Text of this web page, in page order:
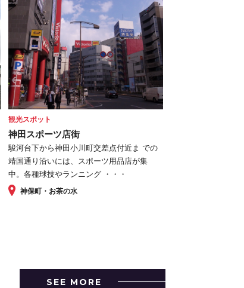
観光スポット
神田スポーツ店街
駿河台下から神田小川町交差点付近ま での
靖国通り沿いには、スポーツ用品店が集
中。各種球技やランニング ・・・
神保町・お茶の水
SEE MORE